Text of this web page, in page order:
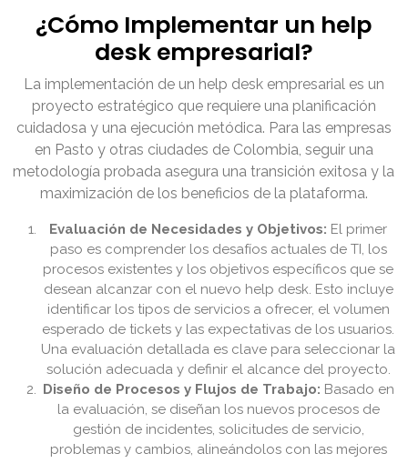
¿Cómo Implementar un help
desk empresarial?
La implementación de un help desk empresarial es un
proyecto estratégico que requiere una planificación
cuidadosa y una ejecución metódica. Para las empresas
en Pasto y otras ciudades de Colombia, seguir una
metodología probada asegura una transición exitosa y la
maximización de los beneficios de la plataforma.
Evaluación de Necesidades y Objetivos: El primer
paso es comprender los desafíos actuales de TI, los
procesos existentes y los objetivos específicos que se
desean alcanzar con el nuevo help desk. Esto incluye
identificar los tipos de servicios a ofrecer, el volumen
esperado de tickets y las expectativas de los usuarios.
Una evaluación detallada es clave para seleccionar la
solución adecuada y definir el alcance del proyecto.
Diseño de Procesos y Flujos de Trabajo: Basado en
la evaluación, se diseñan los nuevos procesos de
gestión de incidentes, solicitudes de servicio,
problemas y cambios, alineándolos con las mejores